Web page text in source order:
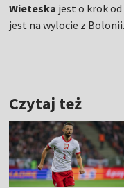
Wieteska jest o krok
jest na wylocie z Bolonii.
Czytaj też